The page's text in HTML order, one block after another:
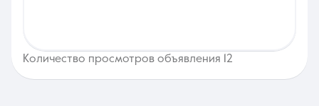
Количество просмотров объявления 12